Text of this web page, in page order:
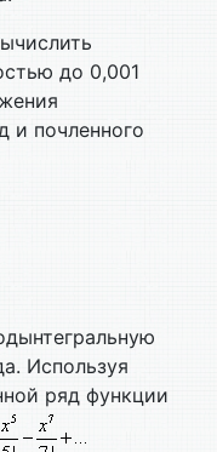
до 0,001
и почленного
Используя
ряд функции